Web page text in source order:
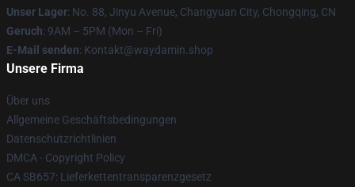
Unser Lager: No. 88, Jinyu Avenue, Changyuan City, Chongqing, CN
Geruch: 9AM – 5PM (Mon – Fri)
E-Mail senden: Kontakt@waydamin.shop
Unsere Firma
Über uns
Allgemeine Geschäftsbedingungen
Datenschutzrichtlinien
DMCA - Copyright Policy
CA SB657: Lieferkettentransparenzgesetz